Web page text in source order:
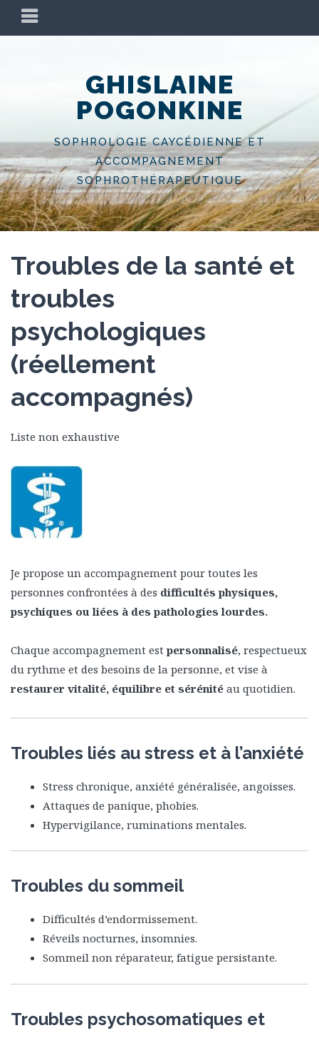
Skip
MENU
GHISLAINE
POGONKINE
SOPHROLOGIE CAYCÉDIENNE ET
ACCOMPAGNEMENT
SOPHROTHÉRAPEUTIQUE
Troubles de la santé et
troubles
psychologiques
(réellement
accompagnés)
Liste non exhaustive
Je propose un accompagnement pour toutes les
personnes confrontées à des difficultés physiques,
psychiques ou liées à des pathologies lourdes.
Chaque accompagnement est personnalisé, respectueux
du rythme et des besoins de la personne, et vise à
restaurer vitalité, équilibre et sérénité au quotidien.
Troubles liés au stress et à l’anxiété
Stress chronique, anxiété généralisée, angoisses.
Attaques de panique, phobies.
Hypervigilance, ruminations mentales.
Troubles du sommeil
Difficultés d’endormissement.
Réveils nocturnes, insomnies.
Sommeil non réparateur, fatigue persistante.
Troubles psychosomatiques et